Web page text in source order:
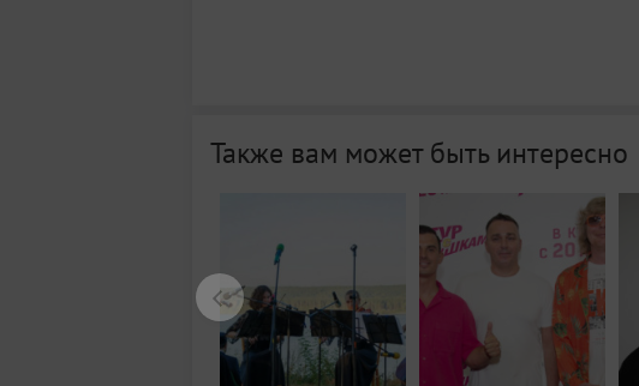
Также вам может быть интересно